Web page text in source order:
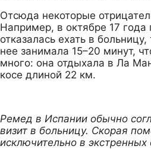
Отсюда некоторые
Например, в октябре 17 года
отказалась ехать в
нее занимала 15–20 минут,
много: она отдыхала в Ла
косе длиной 22 км.
Ремед в Испании обычно
визит в больницу. Скорая
исключительно в экстренных